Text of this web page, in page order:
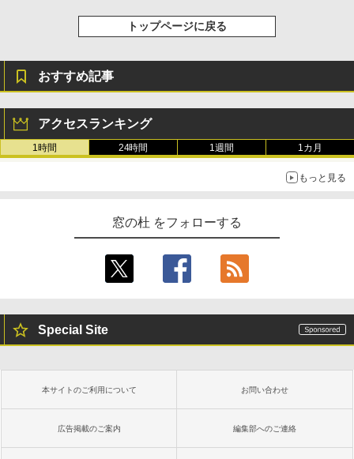
トップページに戻る
おすすめ記事
アクセスランキング
1時間 24時間 1週間 1カ月
もっと見る
窓の杜 をフォローする
Special Site
本サイトのご利用について お問い合わせ
広告掲載のご案内 編集部へのご連絡